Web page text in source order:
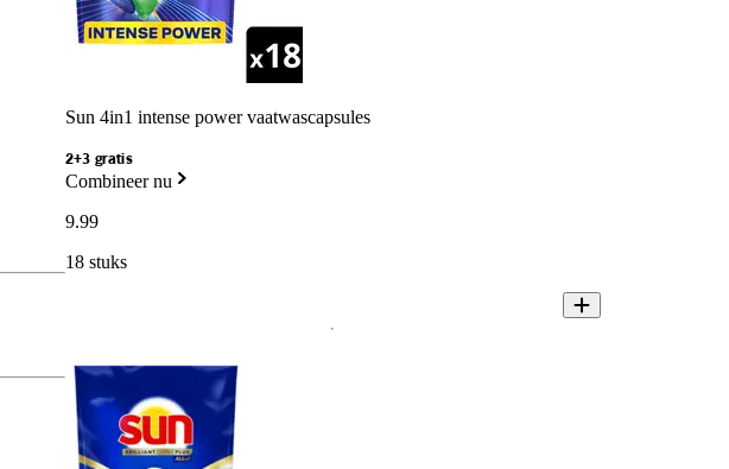
Sun 4in1 intense power vaatwascapsules
2+3 gratis
Combineer nu
9.99
18 stuks